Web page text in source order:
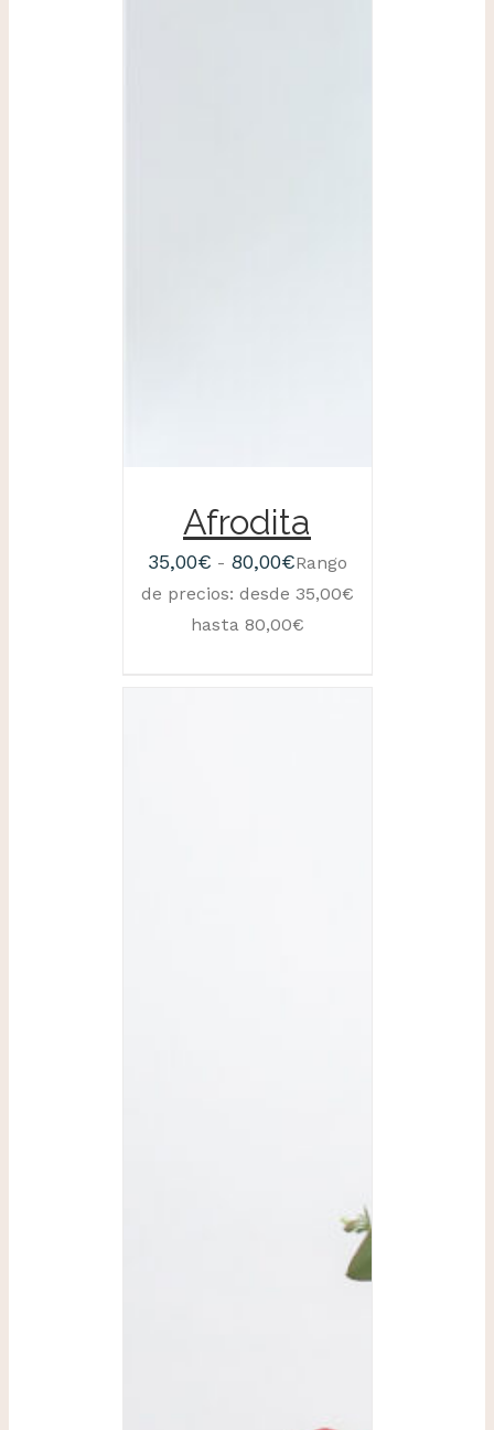
Afrodita
35,00€ - 80,00€Rango
de precios: desde 35,00€
hasta 80,00€